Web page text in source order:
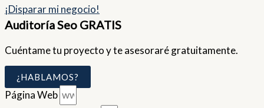
¡Disparar mi negocio!
Auditoría Seo GRATIS
Cuéntame tu proyecto y te asesoraré gratuitamente.
¿HABLAMOS?
Página Web